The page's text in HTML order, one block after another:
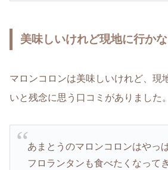
美味しいけれど現地に行か
マロンコロンは美味しいけれど、現
いと残念に思う口コミがありました。
あまとうのマロンコロンはやっ
フロランタンも食べたくなって